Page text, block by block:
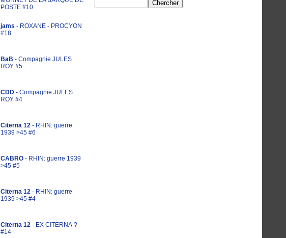
POSTE #10
jams - ROXANE - PROCYON
#18
BaB - Compagnie JULES
ROY #5
CDD - Compagnie JULES
ROY #4
Citerna 12 - RHIN: guerre
1939 >45 #6
CABRO - RHIN: guerre 1939
>45 #5
Citerna 12 - RHIN: guerre
1939 >45 #4
Citerna 12 - EX CITERNA ?
#14